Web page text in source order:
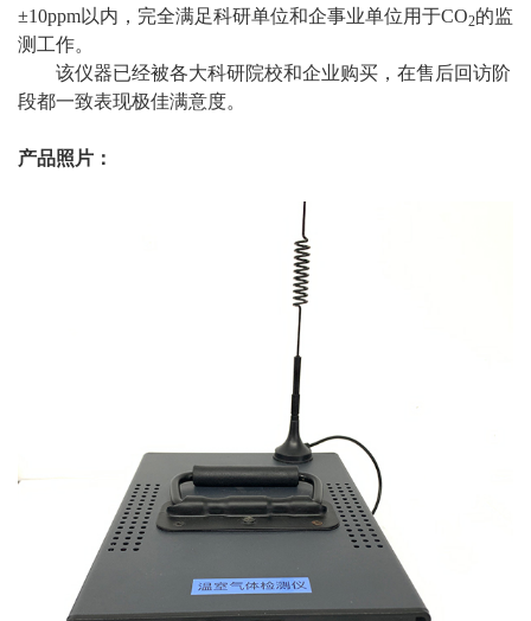
±10ppm以内，完全满足科研单位和企事业单位用于CO2的监
测工作。
该仪器已经被各大科研院校和企业购买，在售后回访阶
段都一致表现极佳满意度。
产品照片：